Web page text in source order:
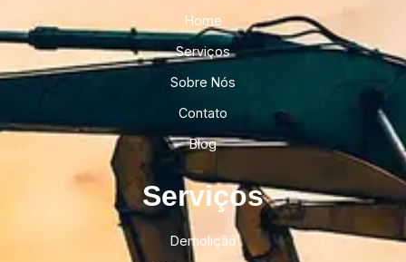
Home
Serviços
Sobre Nós
Contato
Blog
Serviços
Demolição